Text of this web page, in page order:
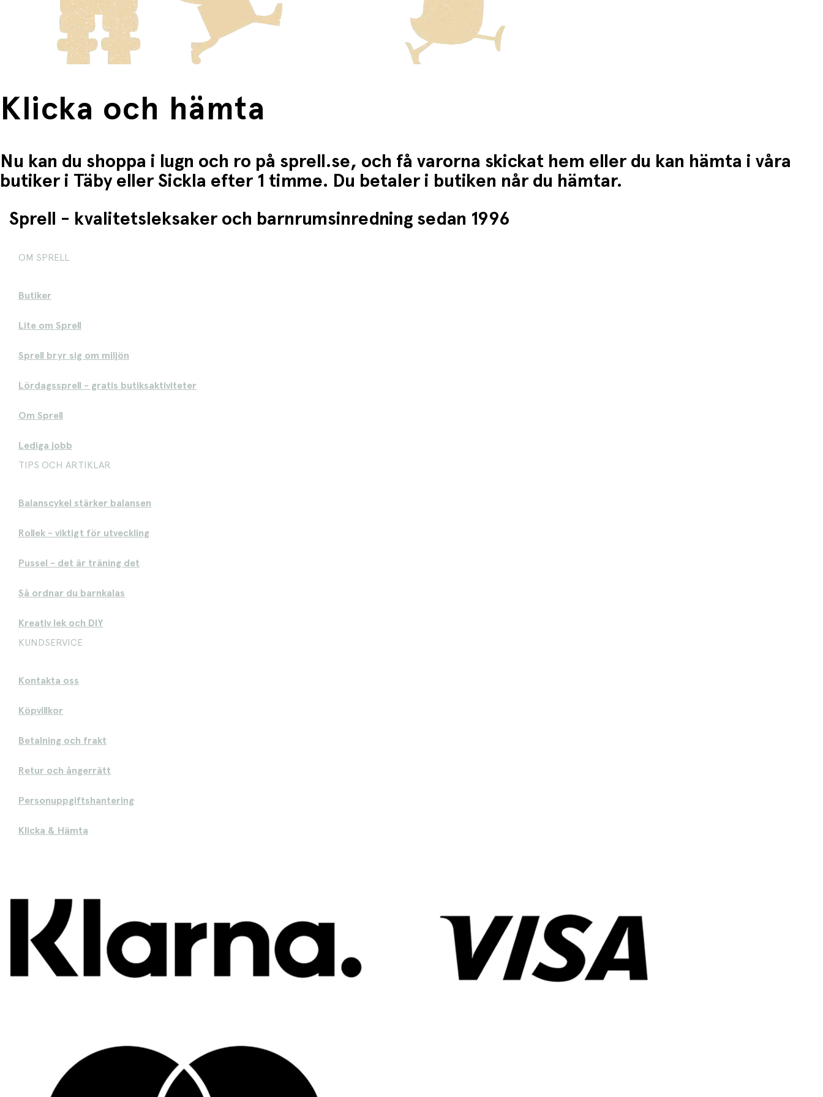
Klicka och hämta
Nu kan du shoppa i lugn och ro på sprell.se, och få varorna skickat hem eller du kan hämta i våra
butiker i Täby eller Sickla efter 1 timme. Du betaler i butiken når du hämtar.
Sprell - kvalitetsleksaker och barnrumsinredning sedan 1996
OM SPRELL
Butiker
Lite om Sprell
Sprell bryr sig om miljön
Lördagssprell - gratis butiksaktiviteter
Om Sprell
Lediga jobb
TIPS OCH ARTIKLAR
Balanscykel stärker balansen
Rollek - viktigt för utveckling
Pussel - det är träning det
Så ordnar du barnkalas
Kreativ lek och DIY
KUNDSERVICE
Kontakta oss
Köpvillkor
Betalning och frakt
Retur och ångerrätt
Personuppgiftshantering
Klicka & Hämta